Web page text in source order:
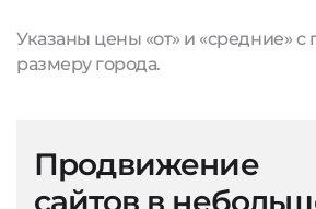
Указаны цены «от» и «средние» с
размеру города.
Продвижение
сайтов в